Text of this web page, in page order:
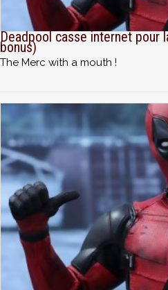
Deadpool casse internet pour
bonus)
The Merc with a mouth !